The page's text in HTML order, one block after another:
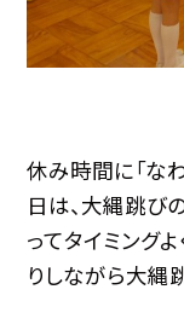
休み時間に「な
日は、大縄跳び
ってタイミング
りしながら大縄